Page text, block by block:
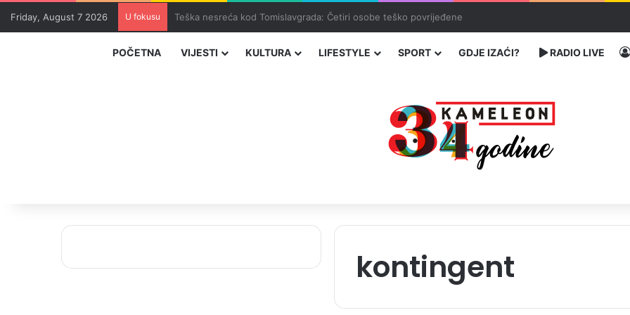
Friday, August 7 2026 U fokusu Uhapšeni organizatori krijumčarenja migranata preko BiH i Balkana
POČETNA VIJESTI KULTURA LIFESTYLE SPORT GDJE IZAĆI? RADIO LIVE
kontingent